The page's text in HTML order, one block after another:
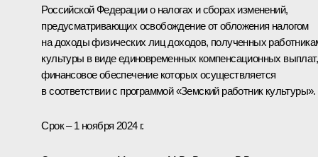
Российской Федерации о налогах и сборах изменений,
предусматривающих освобождение от обложения налогом
на доходы физических лиц доходов, полученных
культуры в виде единовременных компенсационных выплат,
финансовое обеспечение которых осуществляется
в соответствии с программой «Земский работник культуры».
Срок – 1 ноября 2024 г.